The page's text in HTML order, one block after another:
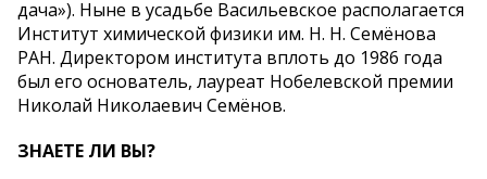
дача»). Ныне в усадьбе Васильевское располагается
Институт химической физики им. Н. Н. Семёнова
РАН. Директором института вплоть до 1986 года
был его основатель, лауреат Нобелевской премии
Николай Николаевич Семёнов.
ЗНАЕТЕ ЛИ ВЫ?